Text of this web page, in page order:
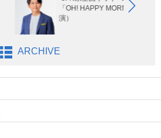
「OH! HAPPY MORNING」（リモート出
演）
ARCHIVE